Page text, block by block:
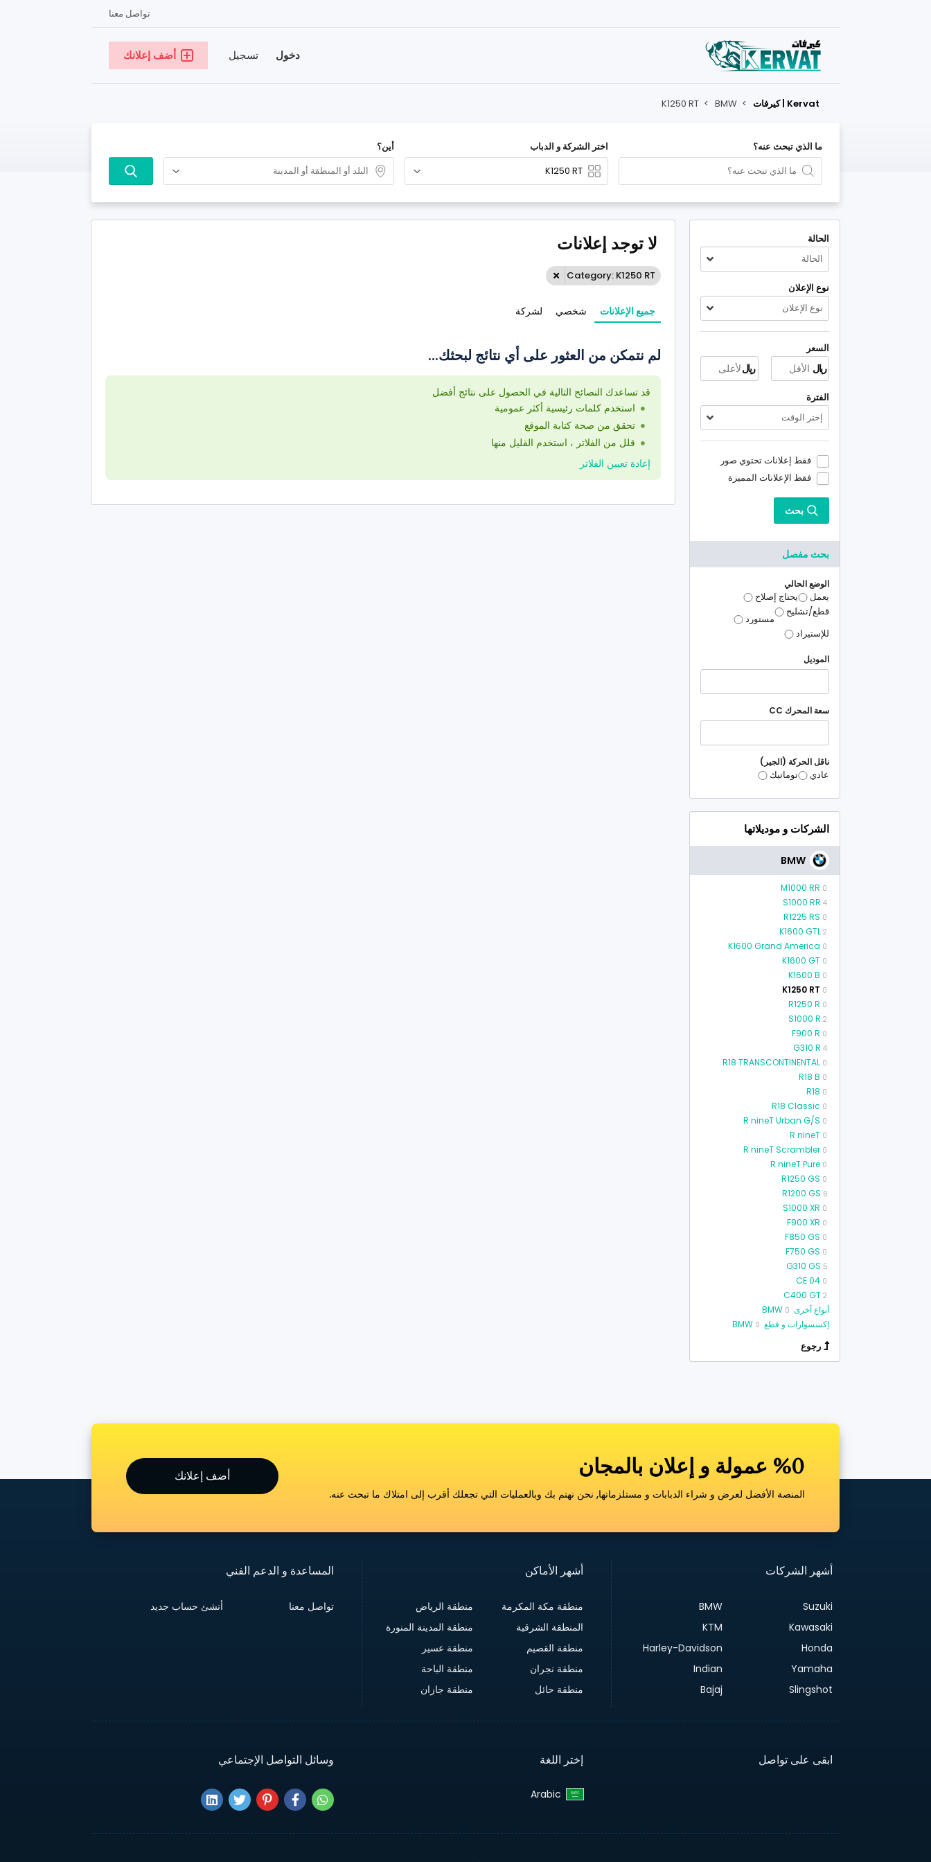
تواصل معنا
أضف إعلانك تسجيل دخول
Kervat | كيرفات >
BMW
>
K1250 RT
ما الذي تبحث عنه؟ اختر الشركة و الدباب أين؟
الحالة
الحالة
نوع الإعلان
نوع الإعلان
السعر
ريال ريال
الفترة
إختر الوقت
فقط إعلانات تحتوي صور
فقط الإعلانات المميزة
بحث مفصل
الوضع الحالي
يعمل
يحتاج إصلاح
قطع/تشليح
مستورد
للإستيراد
الموديل
سعة المحرك CC
ناقل الحركة (الجير)
عادي توماتيك
بحث
الشركات و موديلاتها
BMW
M1000 RR 0
S1000 RR 4
R1225 RS 0
K1600 GTL 2
K1600 Grand America 0
K1600 GT 0
K1600 B 0
K1250 RT 0
R1250 R 0
S1000 R 2
F900 R 0
G310 R 4
R18 TRANSCONTINENTAL 0
R18 B 0
R18 0
R18 Classic 0
R nineT Urban G/S 0
R nineT 0
R nineT Scrambler 0
R nineT Pure 0
R1250 GS 0
R1200 GS 6
S1000 XR 0
F900 XR 0
F850 GS 0
F750 GS 0
G310 GS 5
CE 04 0
C400 GT 2
أنواع آخرى BMW 0
إكسسوارات و قطع BMW 0
رجوع
لا توجد إعلانات
Category: K1250 RT
جميع الإعلانات شخصي لشركة
لم نتمكن من العثور على أي نتائج لبحثك...
قد تساعدك النصائح التالية في الحصول على نتائج أفضل
استخدم كلمات رئيسية أكثر عمومية
تحقق من صحة كتابة الموقع
قلل من الفلاتر ، استخدم القليل منها
إعادة تعيين الفلاتر
%0 عمولة و إعلان بالمجان
المنصة الأفضل لعرض و شراء الدبابات و مستلزماتها, نحن نهتم بك وبالعمليات التي تجعلك أقرب إلى امتلاك ما تبحث عنه.
أضف إعلانك
أشهر الشركات
Suzuki
BMW
Kawasaki
KTM
Honda
Harley-Davidson
Yamaha
Indian
Slingshot
Bajaj
أشهر الأماكن
منطقة مكة المكرمة
منطقة الرياض
المنطقة الشرقية
منطقة المدينة المنورة
منطقة القصيم
منطقة عسير
منطقة نجران
منطقة الباحة
منطقة حائل
منطقة جازان
المساعدة و الدعم الفني
تواصل معنا أنشئ حساب جديد
ابقى على تواصل إختر اللغة
Arabic‎
وسائل التواصل الإجتماعي